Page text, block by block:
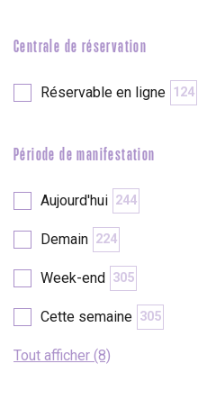
Seine
Duclair
Centrale de réservation
Réservable en ligne 124
Période de manifestation
Aujourd'hui 244
Demain 224
Week-end 305
Cette semaine 305
Tout afficher (8)